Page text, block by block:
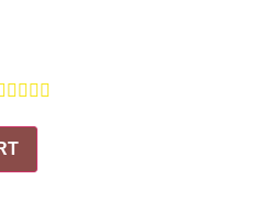
   